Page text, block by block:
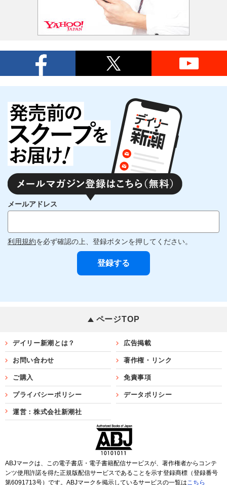
メールアドレス
利用規約を必ず確認の上、登録ボタンを押してください。
ページTOP
デイリー新潮とは？ 広告掲載
お問い合わせ 著作権・リンク
ご購入 免責事項
プライバシーポリシー データポリシー
運営：株式会社新潮社
ABJマークは、この電子書店・電子書籍配信サービスが、著作権者からコンテ
ンツ使用許諾を得た正規版配信サービスであることを示す登録商標（登録番号
第6091713号）です。ABJマークを掲示しているサービスの一覧はこちら